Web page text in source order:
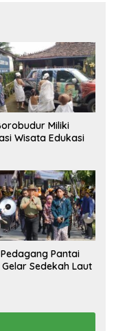
Miliki
Wisata Edukasi
Pedagang Pantai
Sedekah Laut